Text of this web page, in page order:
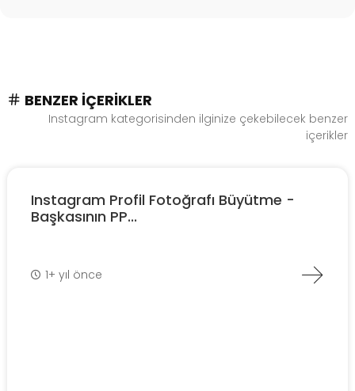
BENZER İÇERIKLER
Instagram kategorisinden ilginize çekebilecek benzer
içerikler
Instagram Profil Fotoğrafı Büyütme -
Başkasının PP...
1+ yıl önce